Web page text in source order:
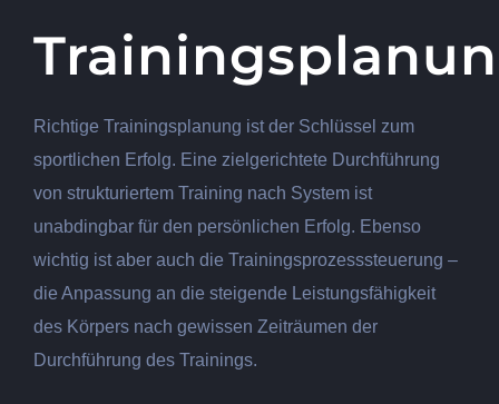
Richtige Trainingsplanung ist der Schlüssel zum
sportlichen Erfolg. Eine zielgerichtete Durchführung
von strukturiertem Training nach System ist
unabdingbar für den persönlichen Erfolg. Ebenso
wichtig ist aber auch die Trainingsprozesssteuerung –
die Anpassung an die steigende Leistungsfähigkeit
des Körpers nach gewissen Zeiträumen der
Durchführung des Trainings.